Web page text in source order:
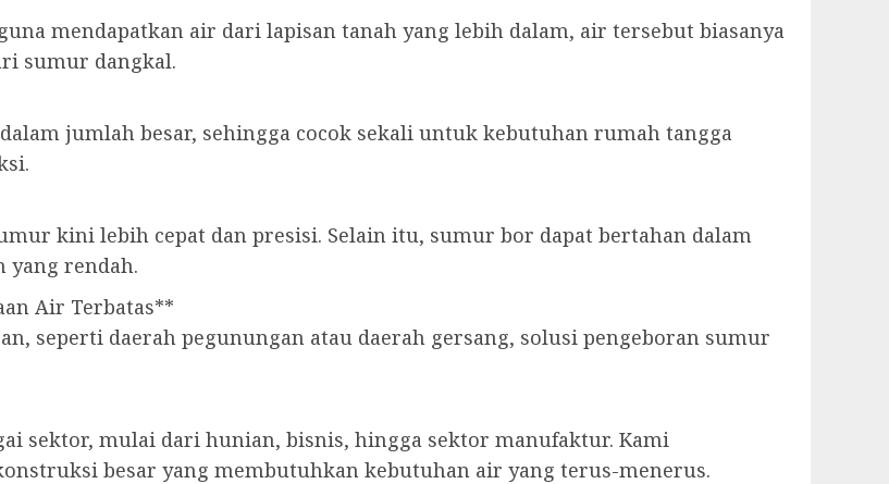
mendapatkan air dari lapisan tanah yang lebih dalam, air tersebut biasanya
sumur dangkal.
jumlah besar, sehingga cocok sekali untuk kebutuhan rumah tangga
kini lebih cepat dan presisi. Selain itu, sumur bor dapat bertahan dalam
yang rendah.
Air Terbatas**
seperti daerah pegunungan atau daerah gersang, solusi pengeboran sumur
sektor, mulai dari hunian, bisnis, hingga sektor manufaktur. Kami
besar yang membutuhkan kebutuhan air yang terus-menerus.